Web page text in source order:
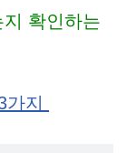
확인하는
지